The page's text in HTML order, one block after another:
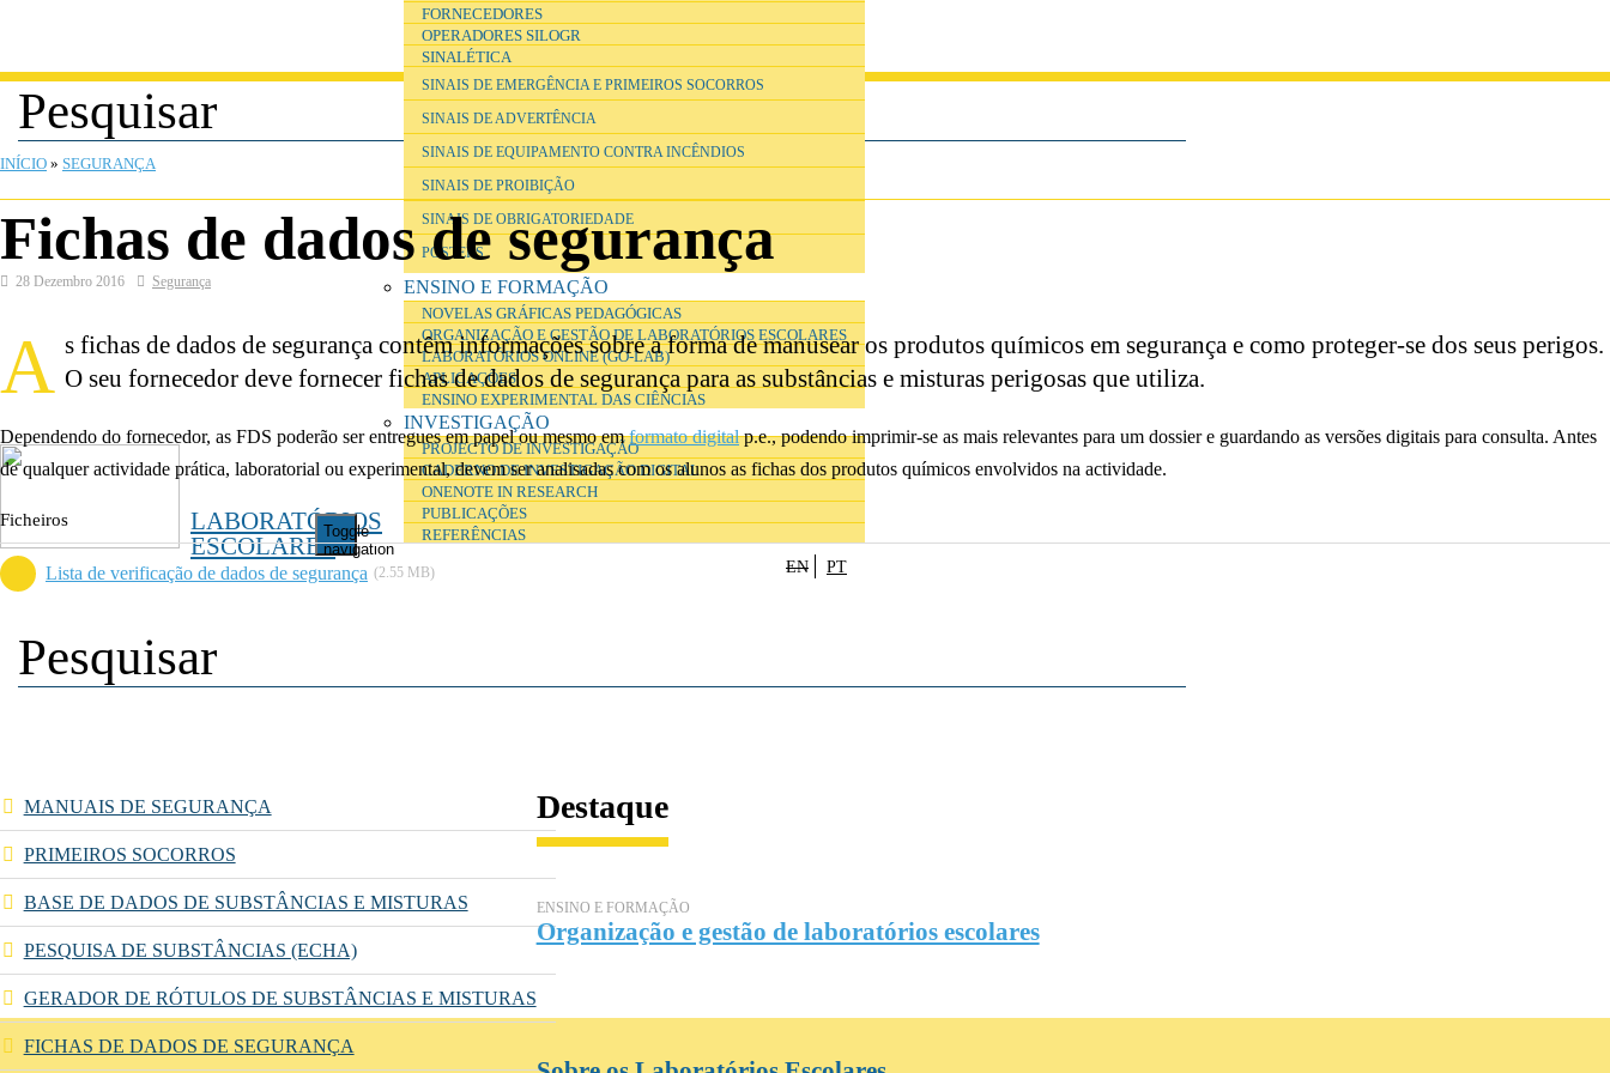
LABORATÓRIOS
ESCOLARES
Toggle
navigation
FORNECEDORES
OPERADORES SILOGR
SINALÉTICA
SINAIS DE EMERGÊNCIA E PRIMEIROS SOCORROS
SINAIS DE ADVERTÊNCIA
SINAIS DE EQUIPAMENTO CONTRA INCÊNDIOS
SINAIS DE PROIBIÇÃO
SINAIS DE OBRIGATORIEDADE
POSTERS
ENSINO E FORMAÇÃO
NOVELAS GRÁFICAS PEDAGÓGICAS
ORGANIZAÇÃO E GESTÃO DE LABORATÓRIOS ESCOLARES
LABORATÓRIOS ONLINE (GO-LAB)
APLICAÇÕES
ENSINO EXPERIMENTAL DAS CIÊNCIAS
INVESTIGAÇÃO
PROJECTO DE INVESTIGAÇÃO
CADERNO DE INVESTIGAÇÃO DIGITAL
ONENOTE IN RESEARCH
PUBLICAÇÕES
REFERÊNCIAS
EN PT
ESTÁ AQUI
INÍCIO » SEGURANÇA
Fichas de dados de segurança
28 Dezembro 2016 Segurança
A s fichas de dados de segurança contêm informações sobre a forma de manusear os produtos químicos em segurança e como proteger-se dos seus perigos.
O seu fornecedor deve fornecer fichas de dados de segurança para as substâncias e misturas perigosas que utiliza.
Dependendo do fornecedor, as FDS poderão ser entregues em papel ou mesmo emformato digitalp.e., podendo imprimir-se as mais relevantes para um dossier e guardando as versões digitais para consulta. Antes
de qualquer actividade prática, laboratorial ou experimental, devem ser analisadas com os alunos as fichas dos produtos químicos envolvidos na actividade.
Ficheiros
Lista de verificação de dados de segurança (2.55 MB)
MANUAIS DE SEGURANÇA
PRIMEIROS SOCORROS
BASE DE DADOS DE SUBSTÂNCIAS E MISTURAS
PESQUISA DE SUBSTÂNCIAS (ECHA)
GERADOR DE RÓTULOS DE SUBSTÂNCIAS E MISTURAS
FICHAS DE DADOS DE SEGURANÇA
Destaque
ENSINO E FORMAÇÃO
Organização e gestão de laboratórios escolares